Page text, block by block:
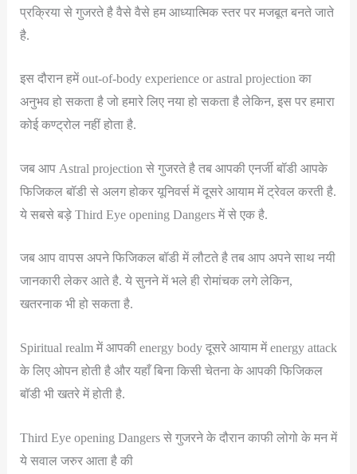
प्रक्रिया से गुजरते है वैसे वैसे हम आध्यात्मिक स्तर पर मजबूत बनते जाते
है.
इस दौरान हमें out-of-body experience or astral projection का
अनुभव हो सकता है जो हमारे लिए नया हो सकता है लेकिन, इस पर हमारा
कोई कण्ट्रोल नहीं होता है.
जब आप Astral projection से गुजरते है तब आपकी एनर्जी बॉडी आपके
फिजिकल बॉडी से अलग होकर यूनिवर्स में दूसरे आयाम में ट्रेवल करती है.
ये सबसे बड़े Third Eye opening Dangers में से एक है.
जब आप वापस अपने फिजिकल बॉडी में लौटते है तब आप अपने साथ नयी
जानकारी लेकर आते है. ये सुनने में भले ही रोमांचक लगे लेकिन,
खतरनाक भी हो सकता है.
Spiritual realm में आपकी energy body दूसरे आयाम में energy attack
के लिए ओपन होती है और यहाँ बिना किसी चेतना के आपकी फिजिकल
बॉडी भी खतरे में होती है.
Third Eye opening Dangers से गुजरने के दौरान काफी लोगो के मन में
ये सवाल जरुर आता है की